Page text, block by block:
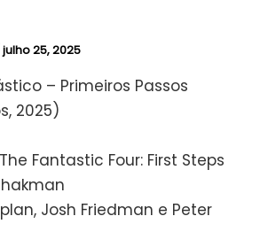
julho 25, 2025
– Primeiros Passos
2025)
Fantastic Four: First Steps
Josh Friedman e Peter